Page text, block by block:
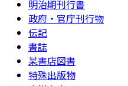
明治期刊行書
政府・官庁刊行物
伝記
書誌
某書店図書
特殊出版物